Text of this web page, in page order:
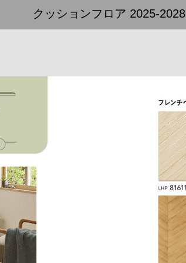
クッションフロア 2025-2028